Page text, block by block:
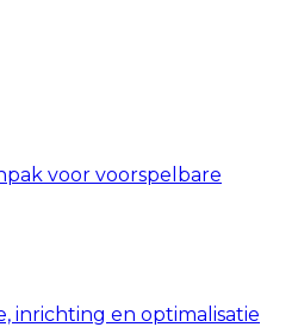
voor voorspelbare
inrichting en optimalisatie